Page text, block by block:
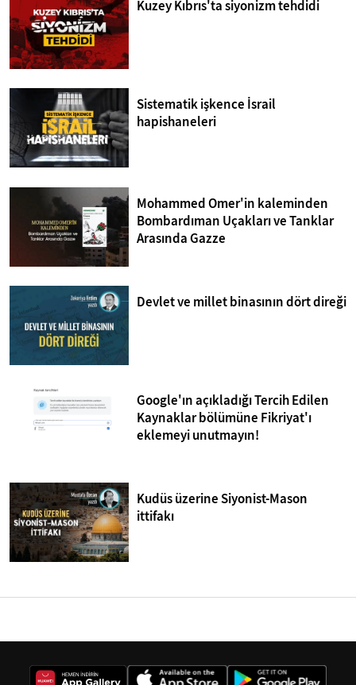
Kuzey Kıbrıs'ta siyonizm tehdidi
Sistematik işkence İsrail
hapishaneleri
Mohammed Omer'in kaleminden
Bombardıman Uçakları ve Tanklar
Arasında Gazze
Devlet ve millet binasının dört direği
Google'ın açıkladığı Tercih Edilen
Kaynaklar bölümüne Fikriyat'ı
eklemeyi unutmayın!
Kudüs üzerine Siyonist-Mason
ittifakı